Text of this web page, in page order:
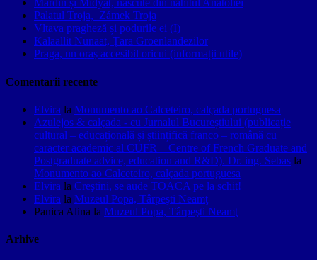
Mardin și Midyat, născute din nahitul Anatoliei
Palatul Troja, Zámek Troja
Vltava pragheză și podurile ei (I)
Kalaallit Nunaat, Țara Groenlandezilor
Praga, un oraș accesibil oricui (informații utile)
Comentarii recente
Elvira la Monumento ao Calceteiro, calçada portuguesa
Azulejos & calçada - cu Jurnalul Bucureștiului (publicație
cultural – educațională și științifică franco – română cu
caracter academic al CUFR – Centre of French Graduate and
Postgraduate advice, education and R&D). Dr. ing. Sebas la
Monumento ao Calceteiro, calçada portuguesa
Elvira la Creştini, se aude TOACA pe la schit!
Elvira la Muzeul Popa, Târpeşti Neamţ
Panica Alina la Muzeul Popa, Târpeşti Neamţ
Arhive